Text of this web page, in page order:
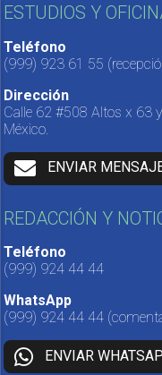
ESTUDIOS Y
Teléfono
(999) 923 61 55
Dirección
Calle 62 #508 Altos x 63
México.
ENVIAR
REDACCIÓN Y
Teléfono
(999) 924 44 44
WhatsApp
(999) 924 44 44
ENVIAR